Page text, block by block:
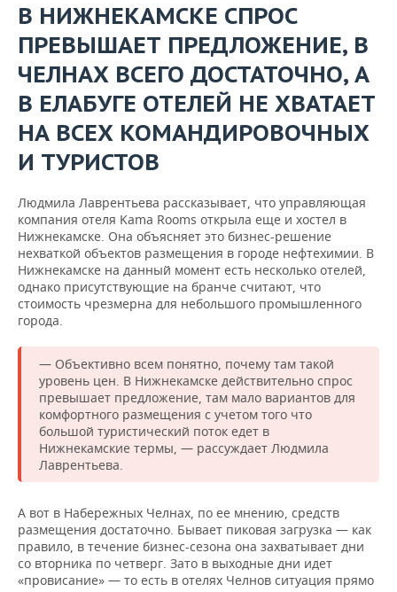
В НИЖНЕКАМСКЕ СПРОС
ПРЕВЫШАЕТ ПРЕДЛОЖЕНИЕ, В
ЧЕЛНАХ ВСЕГО ДОСТАТОЧНО, А
В ЕЛАБУГЕ ОТЕЛЕЙ НЕ ХВАТАЕТ
НА ВСЕХ КОМАНДИРОВОЧНЫХ
И ТУРИСТОВ
Людмила Лаврентьева рассказывает, что управляющая
компания отеля Kama Rooms открыла еще и хостел в
Нижнекамске. Она объясняет это бизнес-решение
нехваткой объектов размещения в городе нефтехимии. В
Нижнекамске на данный момент есть несколько отелей,
однако присутствующие на бранче считают, что
стоимость чрезмерна для небольшого промышленного
города.
— Объективно всем понятно, почему там такой
уровень цен. В Нижнекамске действительно спрос
превышает предложение, там мало вариантов для
комфортного размещения с учетом того что
большой туристический поток едет в
Нижнекамские термы, — рассуждает Людмила
Лаврентьева.
А вот в Набережных Челнах, по ее мнению, средств
размещения достаточно. Бывает пиковая загрузка — как
правило, в течение бизнес-сезона она захватывает дни
со вторника по четверг. Зато в выходные дни идет
«провисание» — то есть в отелях Челнов ситуация прямо